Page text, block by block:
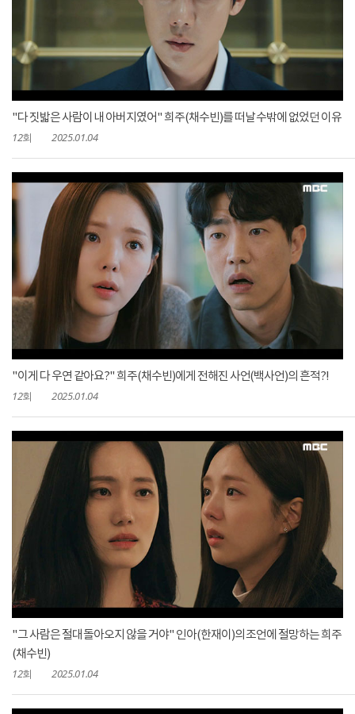
"다 짓밟은 사람이 내 아버지였어" 희주(채수빈)를 떠날 수밖에 없었던 이유
12회 2025.01.04
"이게 다 우연 같아요?" 희주(채수빈)에게 전해진 사언(백사언)의 흔적?!
12회 2025.01.04
"그 사람은 절대 돌아오지 않을 거야" 인아(한재이)의 조언에 절망하는 희주
(채수빈)
12회 2025.01.04